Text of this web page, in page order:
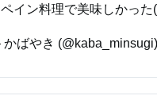
ペイン料理で美味しかった
ばやき (@kaba_minsugi)